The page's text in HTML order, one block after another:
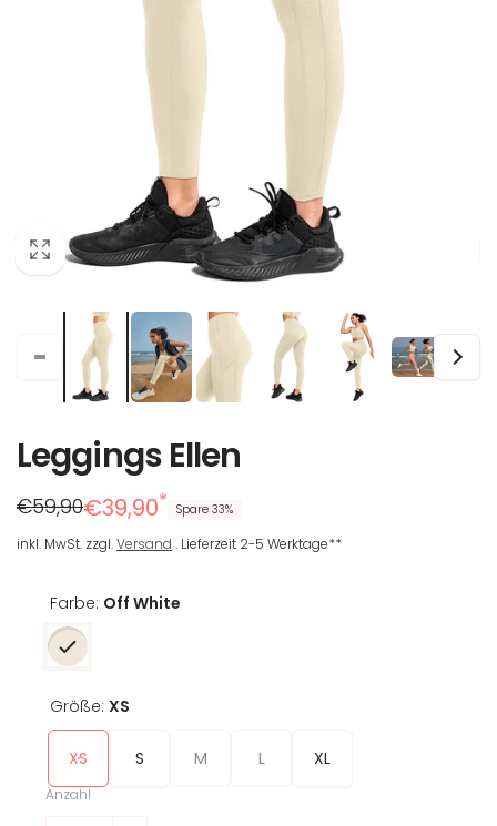
Leggings Ellen
Regulärer
Preis
€59,90
Reduzierter
Preis
€39,90* Spare 33%
inkl. MwSt. zzgl.Versand . Lieferzeit 2-5 Werktage**
Farbe: Off White
Größe: XS
XS S M L XL
Anzahl